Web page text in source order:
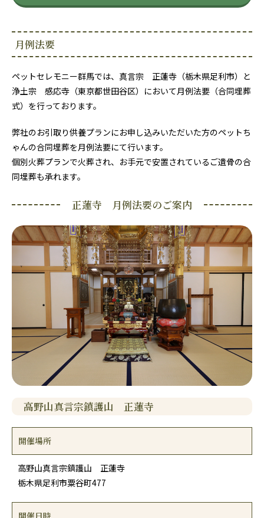
月例法要
ペットセレモニー群馬では、真言宗 正蓮寺（栃木県足利市）と
浄土宗 感応寺（東京都世田谷区）において月例法要（合同埋葬
式）を行っております。
弊社のお引取り供養プランにお申し込みいただいた方のペットち
ゃんの合同埋葬を月例法要にて行います。
個別火葬プランで火葬され、お手元で安置されているご遺骨の合
同埋葬も承れます。
正蓮寺 月例法要のご案内
高野山真言宗鎮護山 正蓮寺
開催場所
高野山真言宗鎮護山 正蓮寺
栃木県足利市粟谷町477
開催日時